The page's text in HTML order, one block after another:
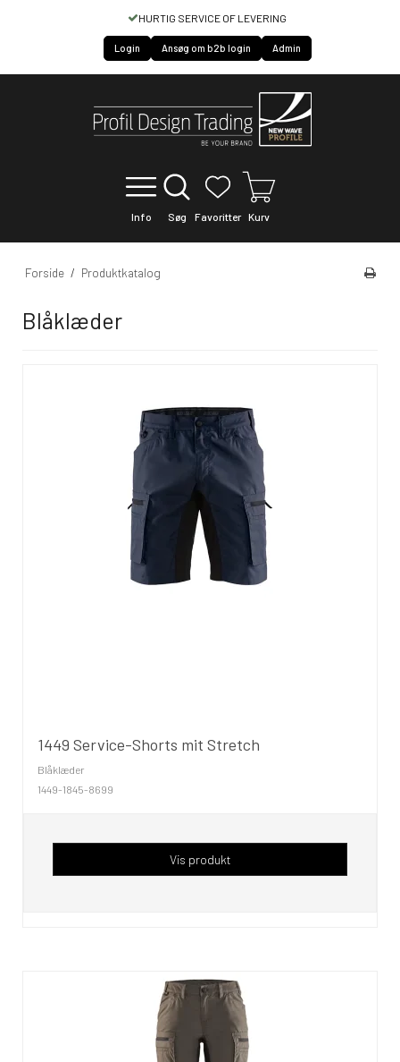
HURTIG SERVICE OF LEVERING
Login Ansøg om b2b login Admin
Info Søg Favoritter Kurv
Forside / Produktkatalog
Blåklæder
1449 Service-Shorts mit Stretch
Blåklæder
1449-1845-8699
Vis produkt